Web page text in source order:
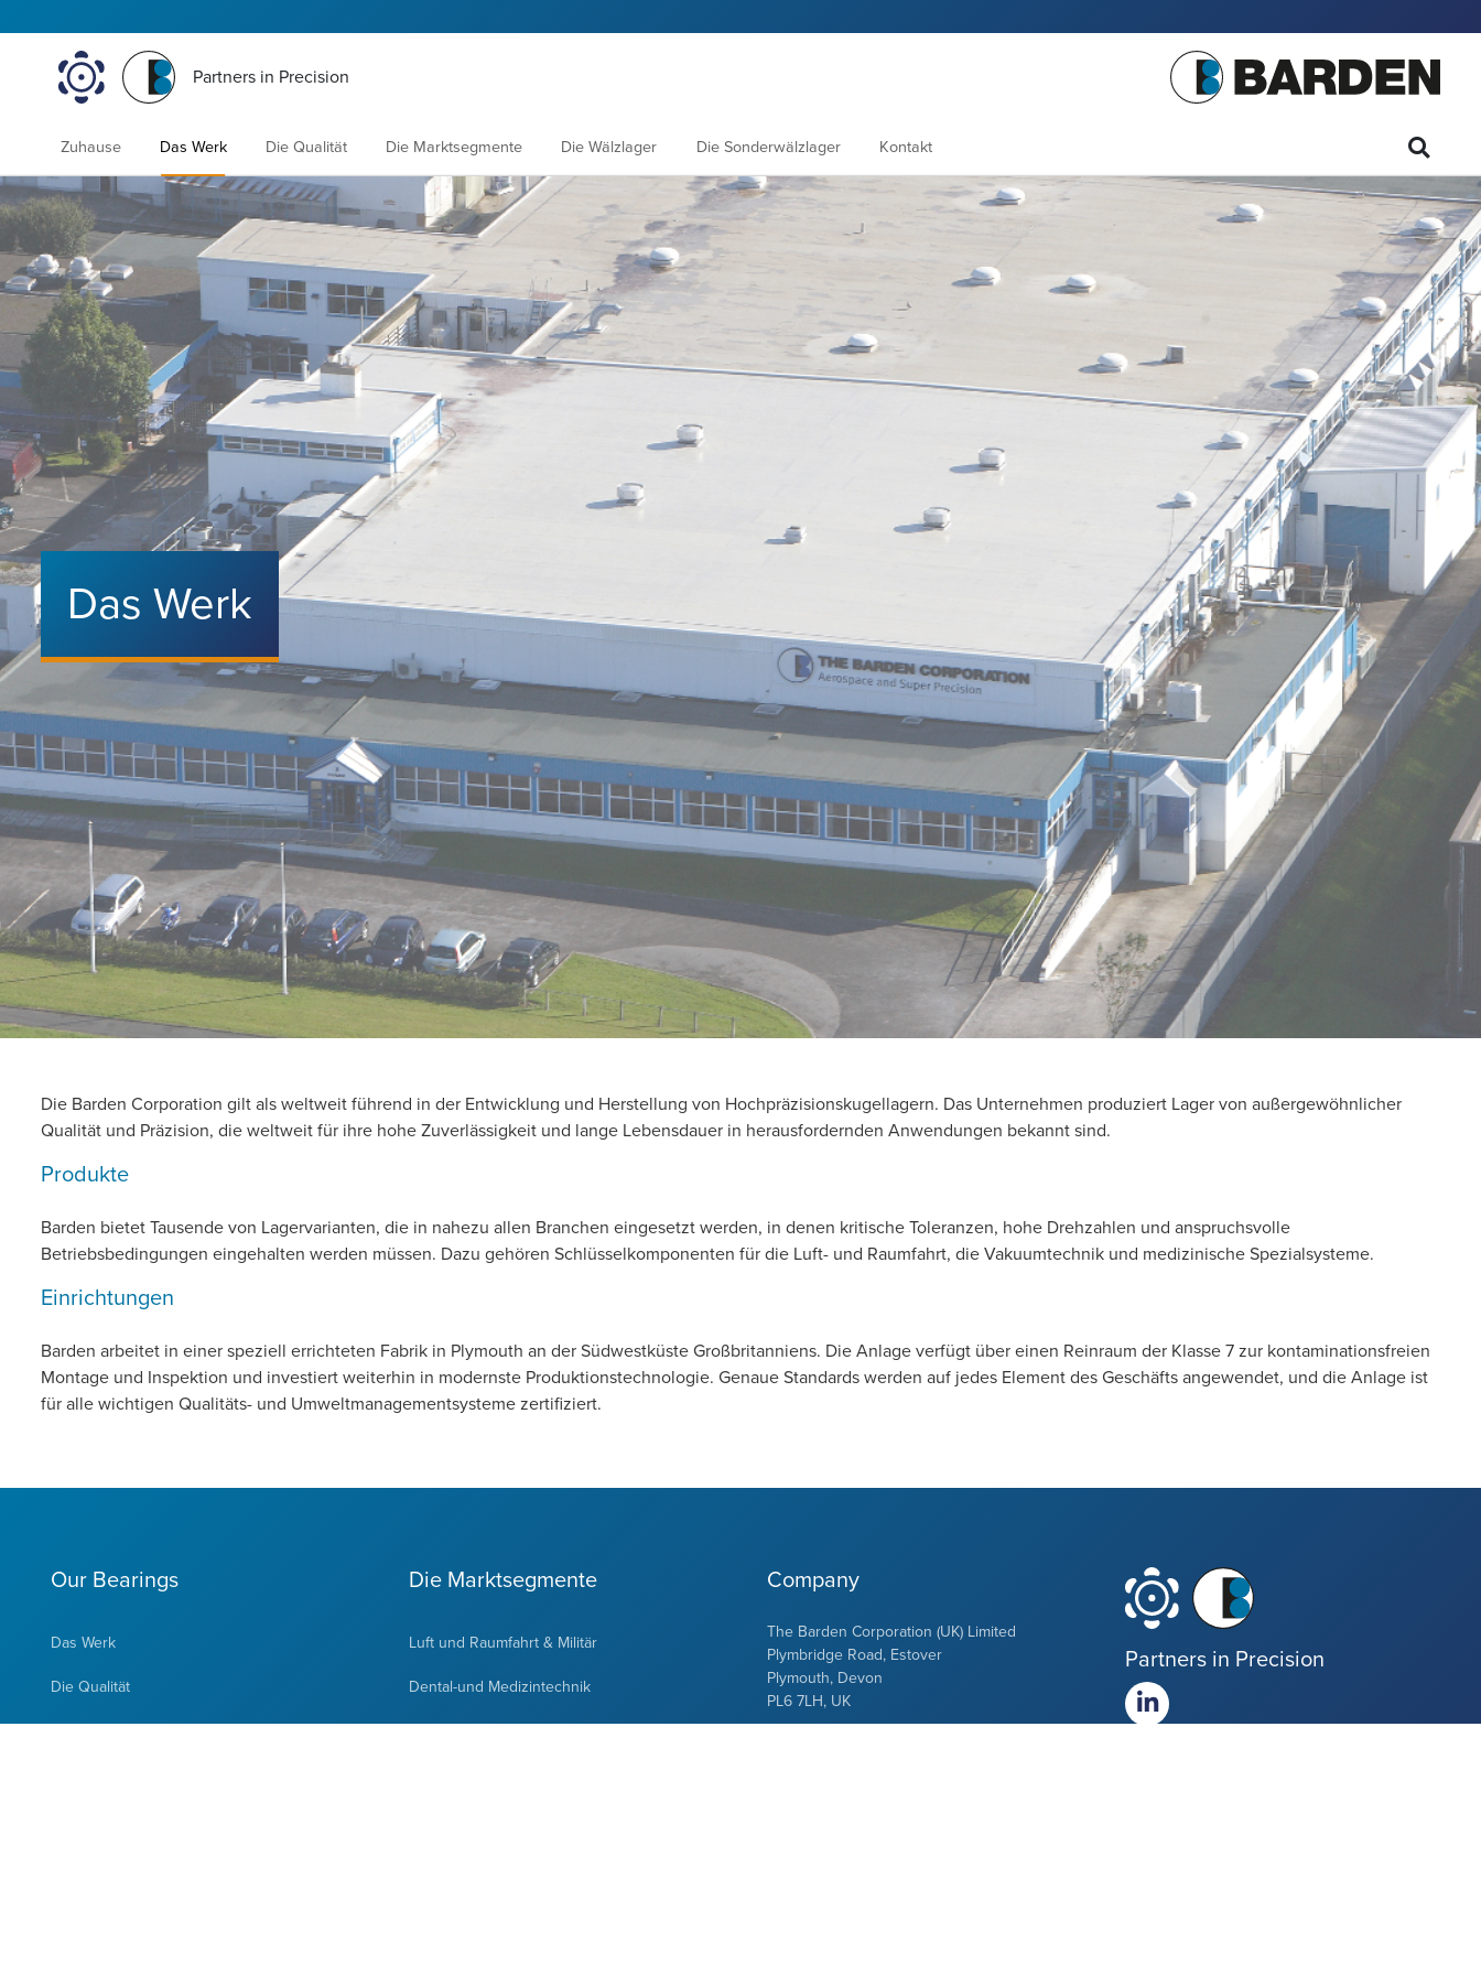
Partners in Precision
Zuhause Das Werk Die Qualität Die Marktsegmente Die Wälzlager Die Sonderwälzlager Kontakt
Das Werk
Die Barden Corporation gilt als weltweit führend in der Entwicklung und Herstellung von Hochpräzisionskugellagern. Das Unternehmen produziert Lager von außergewöhnlicher
Qualität und Präzision, die weltweit für ihre hohe Zuverlässigkeit und lange Lebensdauer in herausfordernden Anwendungen bekannt sind.
Produkte
Barden bietet Tausende von Lagervarianten, die in nahezu allen Branchen eingesetzt werden, in denen kritische Toleranzen, hohe Drehzahlen und anspruchsvolle
Betriebsbedingungen eingehalten werden müssen. Dazu gehören Schlüsselkomponenten für die Luft- und Raumfahrt, die Vakuumtechnik und medizinische Spezialsysteme.
Einrichtungen
Barden arbeitet in einer speziell errichteten Fabrik in Plymouth an der Südwestküste Großbritanniens. Die Anlage verfügt über einen Reinraum der Klasse 7 zur kontaminationsfreien
Montage und Inspektion und investiert weiterhin in modernste Produktionstechnologie. Genaue Standards werden auf jedes Element des Geschäfts angewendet, und die Anlage ist
für alle wichtigen Qualitäts- und Umweltmanagementsysteme zertifiziert.
Our Bearings
Das Werk
Die Qualität
Die Marktsegmente
Luft und Raumfahrt & Militär
Dental-und Medizintechnik
Company
The Barden Corporation (UK) Limited
Plymbridge Road, Estover
Plymouth, Devon
PL6 7LH, UK
Partners in Precision